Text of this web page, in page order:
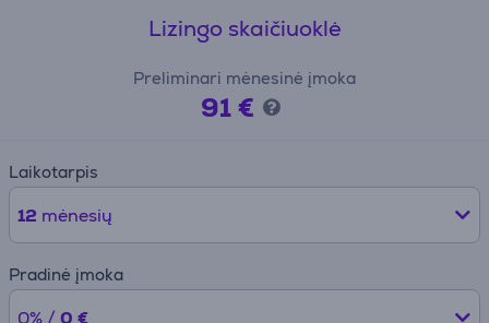
Lizingo skaičiuoklė
Preliminari mėnesinė įmoka
91 €
Laikotarpis
12 mėnesių
Pradinė įmoka
0% / 0 €